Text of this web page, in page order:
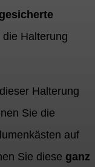
gesicherte
Halterung
Halterung
Sie die
auf
Sie diese ganz